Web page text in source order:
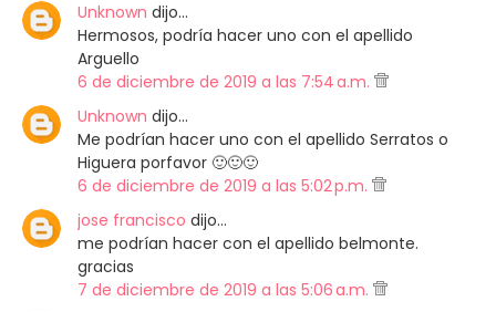
Unknown dijo…
Hermosos, podría hacer uno con el apellido
Arguello
6 de diciembre de 2019 a las 7:54 a.m.
Unknown dijo…
Me podrían hacer uno con el apellido Serratos o
Higuera porfavor 🙂🙂🙂
6 de diciembre de 2019 a las 5:02 p.m.
jose francisco dijo…
me podrían hacer con el apellido belmonte.
gracias
7 de diciembre de 2019 a las 5:06 a.m.